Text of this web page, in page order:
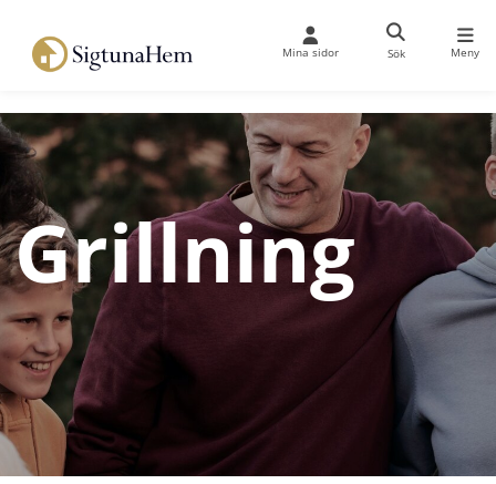
Mina sidor Sök Meny
Grillning